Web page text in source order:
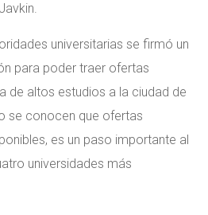
universitarias se firmó un
para poder traer ofertas
de altos estudios a la ciudad de
se conocen que ofertas
es un paso importante al
universidades más